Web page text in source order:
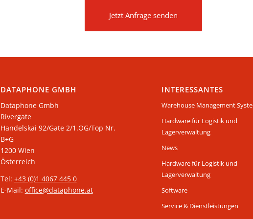
Jetzt Anfrage senden
DATAPHONE GMBH
Dataphone Gmbh
Rivergate
​Handelskai 92/Gate 2/1.OG/Top Nr.
B+G
1200 Wien
Österreich
Tel: +43 (0)1 4067 445 0
E-Mail: office@dataphone.at
INTERESSANTES
Warehouse Management
Hardware für Logistik und
Lagerverwaltung
News
Hardware für Logistik und
Lagerverwaltung
Software
Service & Dienstleistungen